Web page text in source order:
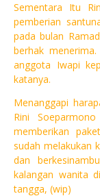
Sementara Itu
pemberian
pada bulan
berhak
anggota Iwapi
katanya.
Menanggapi
Rini
memberikan
sudah melakukan
dan
kalangan wanita
tangga, (wip)